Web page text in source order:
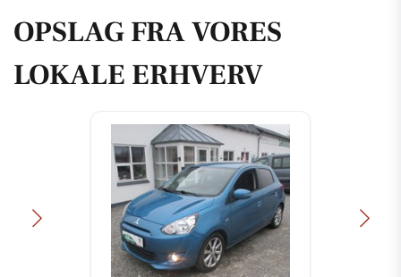
OPSLAG FRA VORES
LOKALE ERHVERV